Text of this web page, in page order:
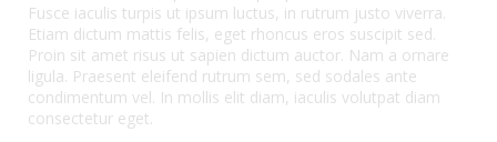
Fusce iaculis turpis ut ipsum luctus, in rutrum justo viverra.
Etiam dictum mattis felis, eget rhoncus eros suscipit sed.
Proin sit amet risus ut sapien dictum auctor. Nam a ornare
ligula. Praesent eleifend rutrum sem, sed sodales ante
condimentum vel. In mollis elit diam, iaculis volutpat diam
consectetur eget.